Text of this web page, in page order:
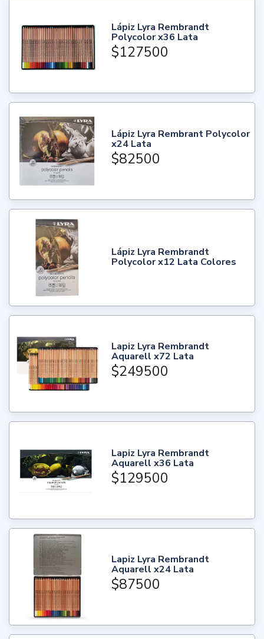
Lápiz Lyra Rembrandt
Polycolor x36 Lata
$127500
Lápiz Lyra Rembrant Polycolor
x24 Lata
$82500
Lápiz Lyra Rembrandt
Polycolor x12 Lata Colores
Lapiz Lyra Rembrandt
Aquarell x72 Lata
$249500
Lapiz Lyra Rembrandt
Aquarell x36 Lata
$129500
Lapiz Lyra Rembrandt
Aquarell x24 Lata
$87500